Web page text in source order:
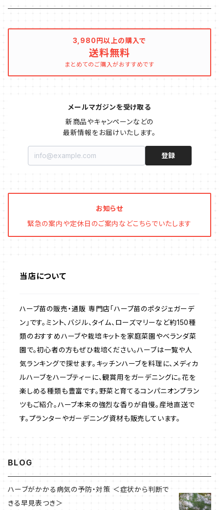
イチゴをおいしく育てたい
ガーデンベジタ・イタリア野菜
いちご
樹脂製 / プラ製プランター
ファイバー製プランター
ブリキ製プランター
木製プランター
3,980円以上の購入で
送料無料
まとめてのご購入がおすすめです
メールマガジンを受け取る
新商品やキャンペーンなどの
最新情報をお届けいたします。
登録
お知らせ
緊急の案内や定休日のご案内などこちらでいたします
当店について
ハーブ苗の販売・通販 専門店「ハーブ苗のポタジェガーデ
ン」です。ミント、バジル、タイム、ローズマリーなど約150種
類のおすすめハーブや栽培キットを家庭菜園やベランダ菜
園で。初心者の方もぜひ栽培ください。ハーブは一覧や人
気ランキングで探せます。キッチンハーブを料理に、メディカ
ルハーブをハーブティーに、観賞用をガーデニングに。花を
楽しめる種類も豊富です。野菜と育てるコンパニオンプラン
ツもご紹介。ハーブ本来の強烈な香りが自慢。産地直送で
す。プランターやガーデニング資材も販売しています。
BLOG
ハーブがかかる病気の予防・対策 ＜症状から判断で
きる早見表つき＞